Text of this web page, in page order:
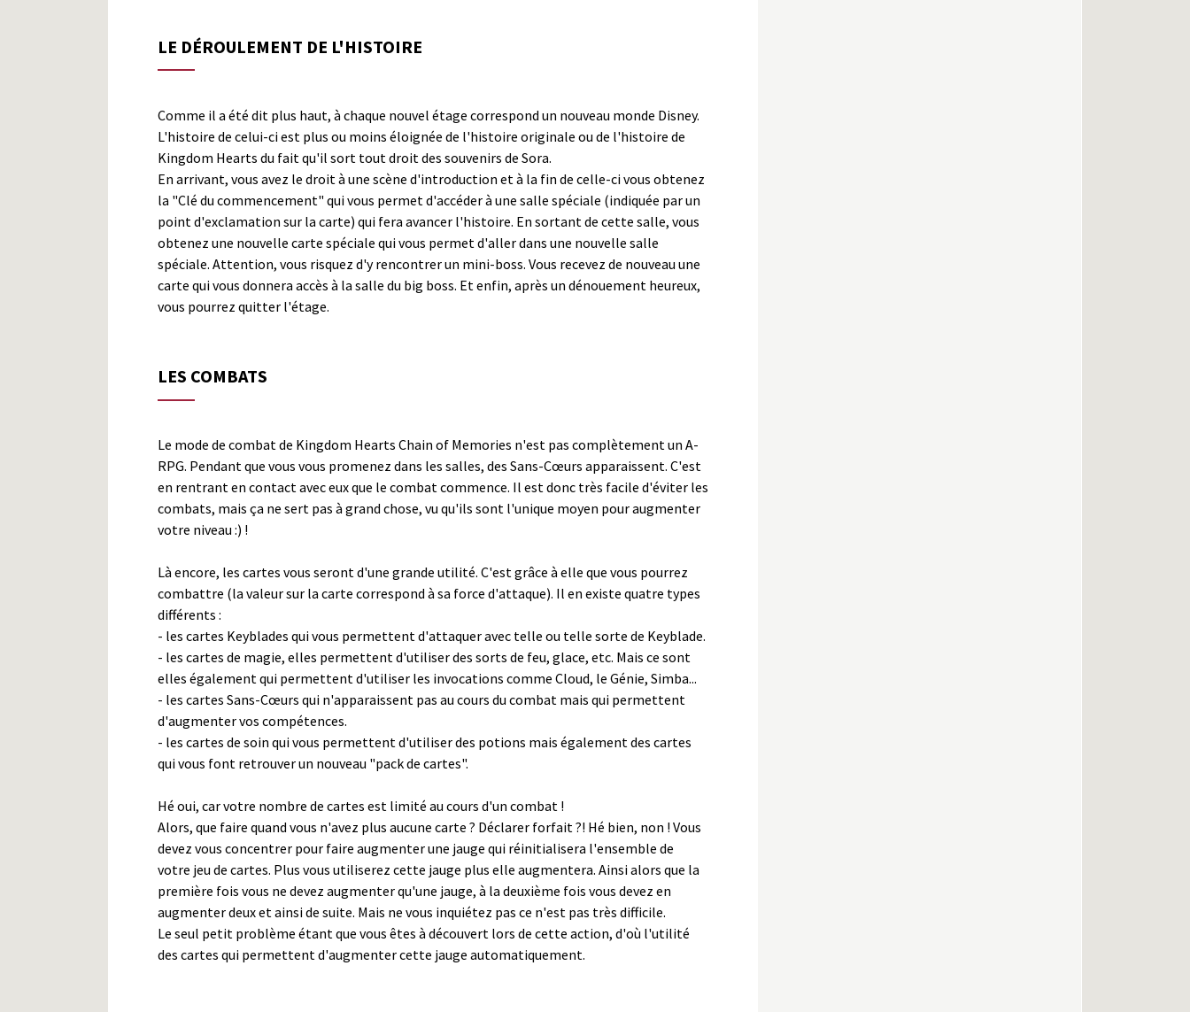
LE DÉROULEMENT DE L'HISTOIRE
Comme il a été dit plus haut, à chaque nouvel étage correspond un nouveau monde Disney.
L'histoire de celui-ci est plus ou moins éloignée de l'histoire originale ou de l'histoire de
Kingdom Hearts du fait qu'il sort tout droit des souvenirs de Sora.
En arrivant, vous avez le droit à une scène d'introduction et à la fin de celle-ci vous obtenez
la "Clé du commencement" qui vous permet d'accéder à une salle spéciale (indiquée par un
point d'exclamation sur la carte) qui fera avancer l'histoire. En sortant de cette salle, vous
obtenez une nouvelle carte spéciale qui vous permet d'aller dans une nouvelle salle
spéciale. Attention, vous risquez d'y rencontrer un mini-boss. Vous recevez de nouveau une
carte qui vous donnera accès à la salle du big boss. Et enfin, après un dénouement heureux,
vous pourrez quitter l'étage.
LES COMBATS
Le mode de combat de Kingdom Hearts Chain of Memories n'est pas complètement un A-
RPG. Pendant que vous vous promenez dans les salles, des Sans-Cœurs apparaissent. C'est
en rentrant en contact avec eux que le combat commence. Il est donc très facile d'éviter les
combats, mais ça ne sert pas à grand chose, vu qu'ils sont l'unique moyen pour augmenter
votre niveau :) !
Là encore, les cartes vous seront d'une grande utilité. C'est grâce à elle que vous pourrez
combattre (la valeur sur la carte correspond à sa force d'attaque). Il en existe quatre types
différents :
- les cartes Keyblades qui vous permettent d'attaquer avec telle ou telle sorte de Keyblade.
- les cartes de magie, elles permettent d'utiliser des sorts de feu, glace, etc. Mais ce sont
elles également qui permettent d'utiliser les invocations comme Cloud, le Génie, Simba...
- les cartes Sans-Cœurs qui n'apparaissent pas au cours du combat mais qui permettent
d'augmenter vos compétences.
- les cartes de soin qui vous permettent d'utiliser des potions mais également des cartes
qui vous font retrouver un nouveau "pack de cartes".
Hé oui, car votre nombre de cartes est limité au cours d'un combat !
Alors, que faire quand vous n'avez plus aucune carte ? Déclarer forfait ?! Hé bien, non ! Vous
devez vous concentrer pour faire augmenter une jauge qui réinitialisera l'ensemble de
votre jeu de cartes. Plus vous utiliserez cette jauge plus elle augmentera. Ainsi alors que la
première fois vous ne devez augmenter qu'une jauge, à la deuxième fois vous devez en
augmenter deux et ainsi de suite. Mais ne vous inquiétez pas ce n'est pas très difficile.
Le seul petit problème étant que vous êtes à découvert lors de cette action, d'où l'utilité
des cartes qui permettent d'augmenter cette jauge automatiquement.